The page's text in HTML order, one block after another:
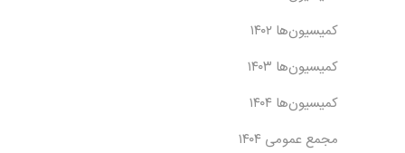
کمیسیون‌ها ۱۴۰۲
کمیسیون‌ها ۱۴۰۳
کمیسیون‌ها ۱۴۰۴
مجمع عمومی ۱۴۰۴